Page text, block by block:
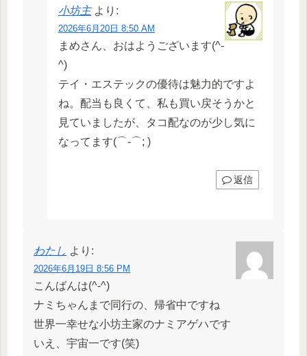
小坊主 より:
2026年6月20日 8:50 AM
まめさん、おはようございます(^-
^)
テイ・エステックの優待は魅力的ですよ
ね。配当も良くて、私も買い戻そうかと
見ていましたが、タコ配なのが少し気に
なってます(⌒-⌒; )
返信
わたし より:
2026年6月19日 8:56 PM
こんばんは(^-^)
ナミちゃんまで同行の、帰省中ですね
世界一幸せな小坊主家のナミアゲハです
いえ、宇宙一です(笑)